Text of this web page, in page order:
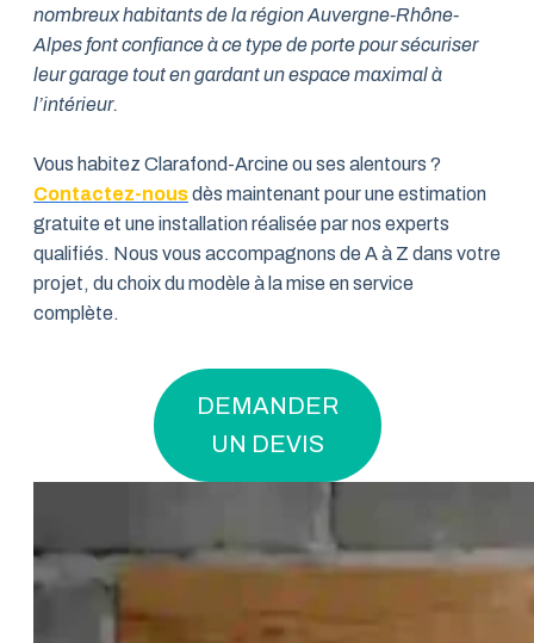
nombreux habitants de la région Auvergne-Rhône-
Alpes font confiance à ce type de porte pour sécuriser
leur garage tout en gardant un espace maximal à
l’intérieur.
Vous habitez Clarafond-Arcine ou ses alentours ?
Contactez-nousdès maintenant pour une estimation
gratuite et une installation réalisée par nos experts
qualifiés. Nous vous accompagnons de A à Z dans votre
projet, du choix du modèle à la mise en service
complète.
DEMANDER
UN DEVIS